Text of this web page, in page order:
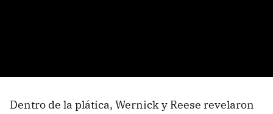
Dentro de la plática, Wernick y Reese revelaron